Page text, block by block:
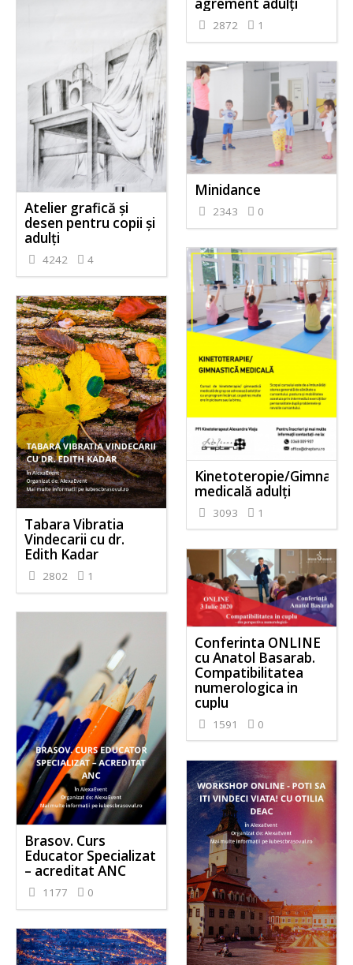
2872 1
Atelier grafică și
desen pentru copii și
adulți
4242 4
Minidance
2343 0
Kinetoteropie/
medicală adulți
3093 1
Tabara Vibratia
Vindecarii cu dr.
Edith Kadar
2802 1
Conferinta ONLINE
cu Anatol Basarab.
Compatibilitatea
numerologica in
cuplu
1591 0
Brasov. Curs
Educator Specializat
– acreditat ANC
1177 0